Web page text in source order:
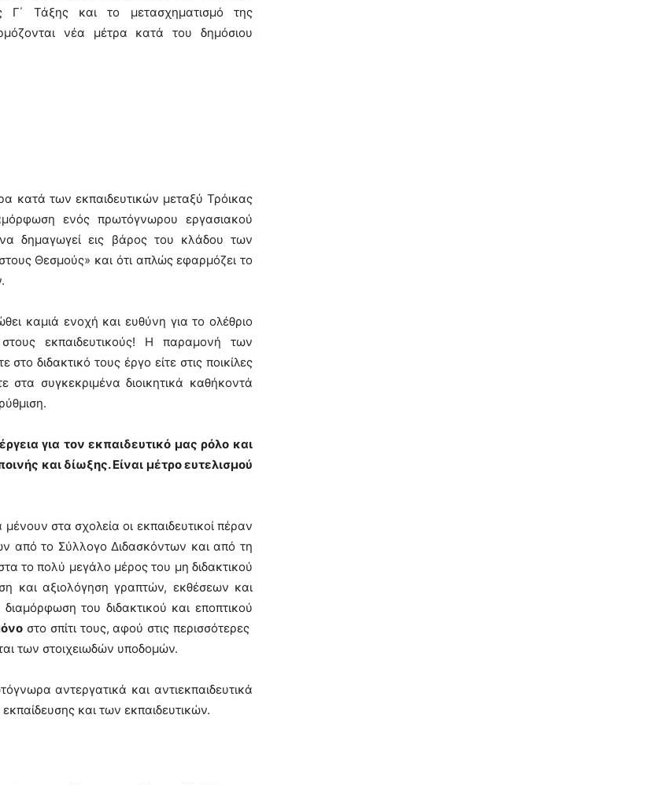
Γ΄ Τάξης και το μετασχηματισμό της
νέα μέτρα κατά του δημόσιου
κατά των εκπαιδευτικών μεταξύ Τρόικας
ενός πρωτόγνωρου εργασιακού
δημαγωγεί εις βάρος του κλάδου των
Θεσμούς» και ότι απλώς εφαρμόζει το
καμιά ενοχή και ευθύνη για το ολέθριο
εκπαιδευτικούς! Η παραμονή των
διδακτικό τους έργο είτε στις ποικίλες
στα συγκεκριμένα διοικητικά καθήκοντά
για τον εκπαιδευτικό μας ρόλο και
και δίωξης. Είναι μέτρο ευτελισμού
στα σχολεία οι εκπαιδευτικοί πέραν
από το Σύλλογο Διδασκόντων και από τη
το πολύ μεγάλο μέρος του μη διδακτικού
και αξιολόγηση γραπτών, εκθέσεων και
του διδακτικού και εποπτικού
στο σπίτι τους, αφού στις περισσότερες
των στοιχειωδών υποδομών.
αντεργατικά και αντιεκπαιδευτικά
και των εκπαιδευτικών.